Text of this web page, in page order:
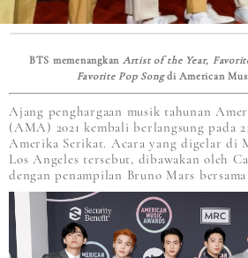
BTS memenangkan Artist of the Year,
Favorite Pop Songdi American
Ajang penghargaan musik tahunan
(AMA) 2021 kembali berlangsung pada
Amerika Serikat. Acara yang digelar di
Los Angeles tersebut, dibawakan oleh
dengan penampilan Bruno Mars